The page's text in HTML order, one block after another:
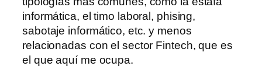
informática, el timo laboral, phising,
sabotaje informático, etc. y menos
relacionadas con el sector Fintech, que es
el que aquí me ocupa.